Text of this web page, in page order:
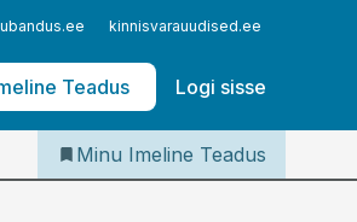
kinnisvarauudised.ee
Teadus Logi sisse
Iseteenindus
Telli Imeline Teadus
Minu Imeline Teadus